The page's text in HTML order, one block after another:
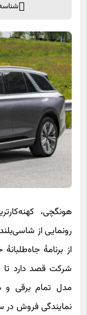
شناسه
هونگچی،
از برنامهٔ
نمایندگی فروش در